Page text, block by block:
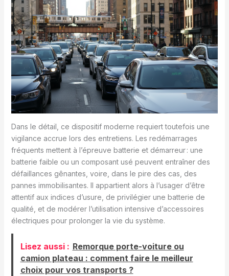
Dans le détail, ce dispositif moderne requiert toutefois une
vigilance accrue lors des entretiens. Les redémarrages
fréquents mettent à l’épreuve batterie et démarreur : une
batterie faible ou un composant usé peuvent entraîner des
défaillances gênantes, voire, dans le pire des cas, des
pannes immobilisantes. Il appartient alors à l’usager d’être
attentif aux indices d’usure, de privilégier une batterie de
qualité, et de modérer l’utilisation intensive d’accessoires
électriques pour prolonger la vie du système.
Lisez aussi : Remorque porte-voiture ou
camion plateau : comment faire le meilleur
choix pour vos transports ?